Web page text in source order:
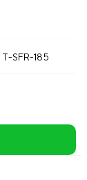
T-SFR-185